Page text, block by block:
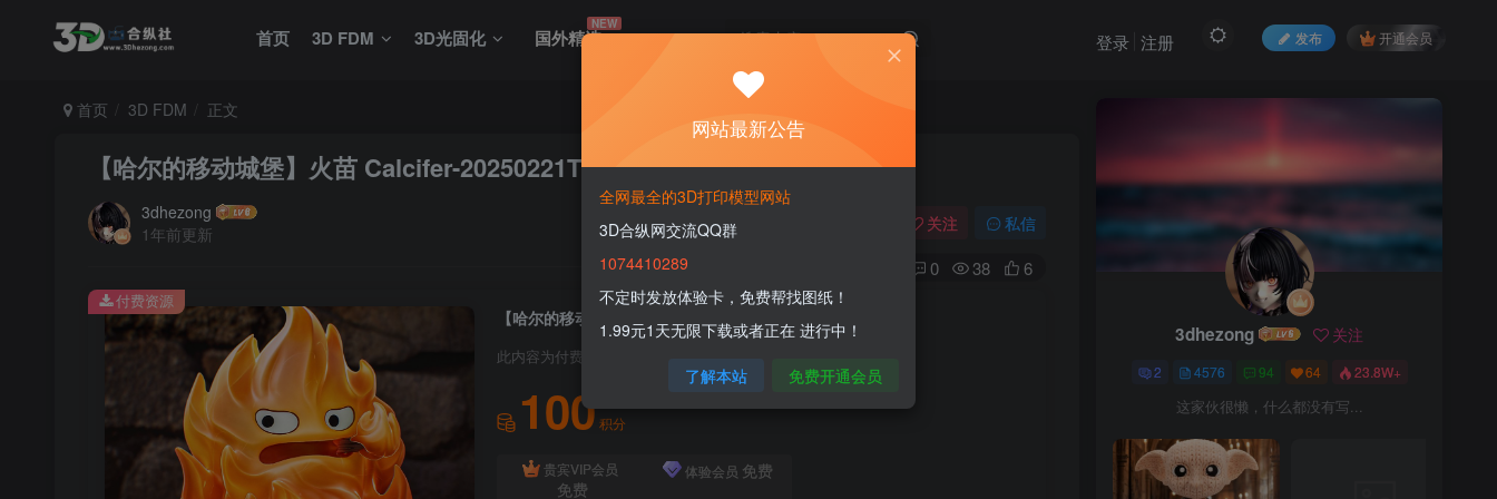
首页 3D FDM 3D光固化 国外精选
NEW
发布 开通会员
登录 注册
首页 3D FDM 正文
【哈尔的移动城堡】火苗 Calcifer-20250221T174857Z-001
3dhezong
1年前更新
关注 私信
0 38 6
【哈尔的移动城堡】火苗 Calcifer-20250221T174857Z-001
此内容为付费资源，请付费后查看
100积分
贵宾VIP会员
免费
体验会员 免费
付费资源
3dhezong 关注
2 4576 94 64 23.8W+
这家伙很懒，什么都没有写...
网站最新公告
全网最全的3D打印模型网站
3D合纵网交流QQ群
1074410289
不定时发放体验卡，免费帮找图纸！
1.99元1天无限下载或者正在 进行中！
了解本站 免费开通会员